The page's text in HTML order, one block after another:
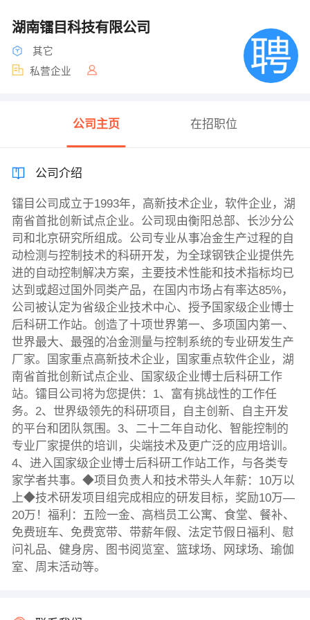
湖南镭目科技有限公司
其它
私营企业
公司主页 在招职位
公司介绍
镭目公司成立于1993年，高新技术企业，软件企业，湖
南省首批创新试点企业。公司现由衡阳总部、长沙分公
司和北京研究所组成。公司专业从事冶金生产过程的自
动检测与控制技术的科研开发，为全球钢铁企业提供先
进的自动控制解决方案，主要技术性能和技术指标均已
达到或超过国外同类产品，在国内市场占有率达85%，
公司被认定为省级企业技术中心、授予国家级企业博士
后科研工作站。创造了十项世界第一、多项国内第一、
世界最大、最强的冶金测量与控制系统的专业研发生产
厂家。国家重点高新技术企业，国家重点软件企业，湖
南省首批创新试点企业、国家级企业博士后科研工作
站。镭目公司将为您提供：1、富有挑战性的工作任
务。2、世界级领先的科研项目，自主创新、自主开发
的平台和团队氛围。3、二十二年自动化、智能控制的
专业厂家提供的培训，尖端技术及更广泛的应用培训。
4、进入国家级企业博士后科研工作站工作，与各类专
家学者共事。◆项目负责人和技术带头人年薪：10万以
上◆技术研发项目组完成相应的研发目标，奖励10万—
20万！福利：五险一金、高档员工公寓、食堂、餐补、
免费班车、免费宽带、带薪年假、法定节假日福利、慰
问礼品、健身房、图书阅览室、篮球场、网球场、瑜伽
室、周末活动等。